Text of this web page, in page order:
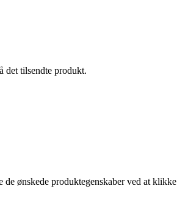
det tilsendte produkt.
ønskede produktegenskaber ved at